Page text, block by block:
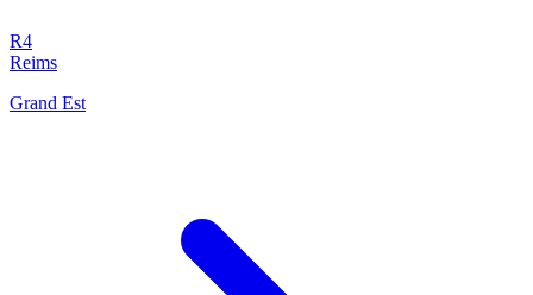
R4
Reims
Grand Est